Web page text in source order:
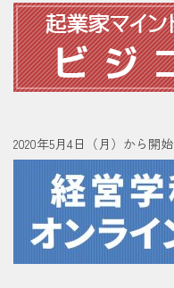
2020年5月4日（月）から開始